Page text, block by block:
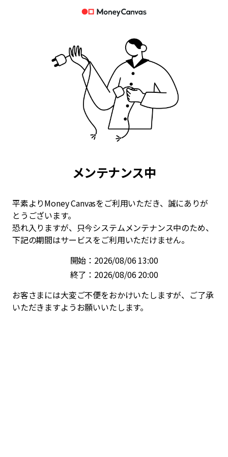
メンテナンス中
平素よりMoney Canvasをご利用いただき、誠にありが
とうございます。
恐れ入りますが、只今システムメンテナンス中のため、
下記の期間はサービスをご利用いただけません。
開始：2026/08/06 13:00
終了：2026/08/06 20:00
お客さまには大変ご不便をおかけいたしますが、ご了承
いただきますようお願いいたします。